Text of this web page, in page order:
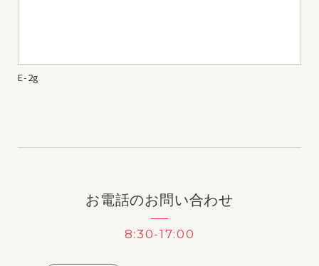
E-2g
お電話のお問い合わせ
8:30-17:00